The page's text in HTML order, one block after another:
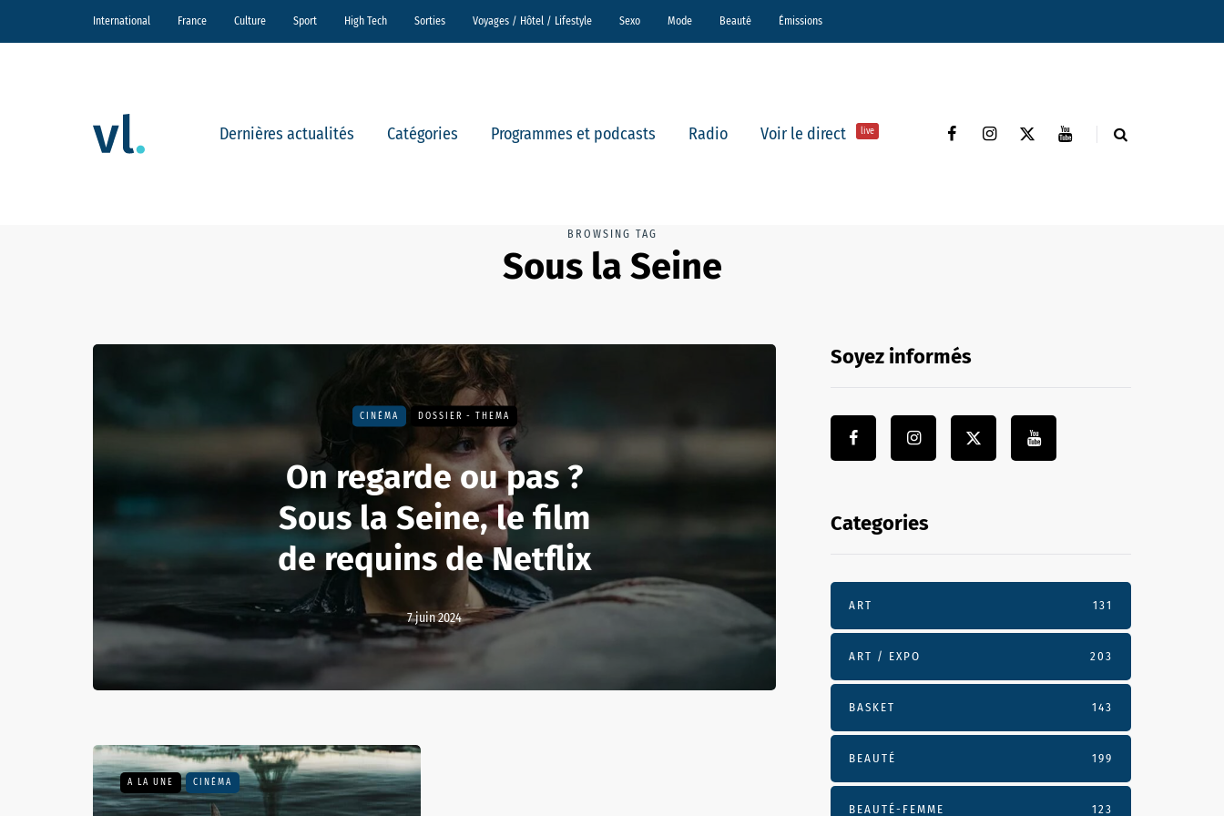
International France Culture Sport High Tech Sorties Voyages / Hôtel / Lifestyle Sexo Mode Beauté Émissions
Dernières actualités Catégories Programmes et podcasts Radio Voir le direct live
BROWSING TAG
Sous la Seine
CINÉMA DOSSIER - THEMA
On regarde ou pas ?
Sous la Seine, le film
de requins de Netflix
7 juin 2024
A LA UNE CINÉMA
Soyez informés
Categories
ART 131
ART / EXPO 203
BASKET 143
BEAUTÉ 199
BEAUTÉ-FEMME 123